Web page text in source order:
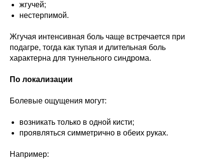
жгучей;
нестерпимой.
Жгучая интенсивная боль чаще встречается при
подагре, тогда как тупая и длительная боль
характерна для туннельного синдрома.
По локализации
Болевые ощущения могут:
возникать только в одной кисти;
проявляться симметрично в обеих руках.
Например: